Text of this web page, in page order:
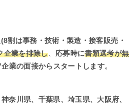
割は事務・技術・製造・接客販売・
企業を排除し、 応募時に書類選考が無
業の面接からスタートします。
奈川県、千葉県、埼玉県、大阪府、